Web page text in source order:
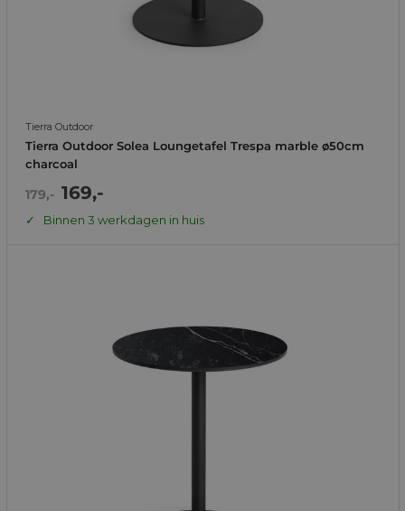
Tierra Outdoor
Tierra Outdoor Solea Loungetafel Trespa marble ø50cm
charcoal
Normale
prijs
179,- Actie
prijs
169,-
Binnen 3 werkdagen in huis